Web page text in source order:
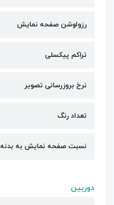
رزولوشن صفحه نمایش
تراکم پیکسلی
نرخ بروزرسانی تصویر
تعداد رنگ
نسبت صفحه نمایش به بدنه
دوربین